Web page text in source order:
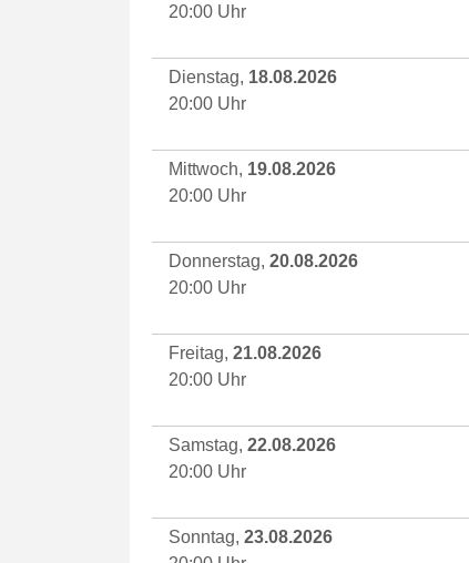
20:00 Uhr
Dienstag, 18.08.2026
20:00 Uhr
Mittwoch, 19.08.2026
20:00 Uhr
Donnerstag, 20.08.2026
20:00 Uhr
Freitag, 21.08.2026
20:00 Uhr
Samstag, 22.08.2026
20:00 Uhr
Sonntag, 23.08.2026